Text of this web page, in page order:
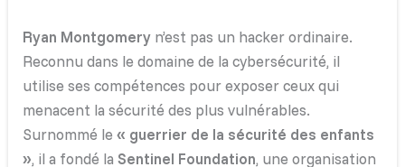
Ryan Montgomery n’est pas un hacker ordinaire.
Reconnu dans le domaine de la cybersécurité, il
utilise ses compétences pour exposer ceux qui
menacent la sécurité des plus vulnérables.
Surnommé le« guerrier de la sécurité des enfants
», il a fondé laSentinel Foundation, une organisation